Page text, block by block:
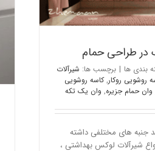
بندی ها | برچسب ها: شیرآلات
روشویی روکار,کاسه روشویی
وان حمام جزیره, وان یک تکه
های مختلفی داشته
شیرآلات لوکس بهداشتی ،